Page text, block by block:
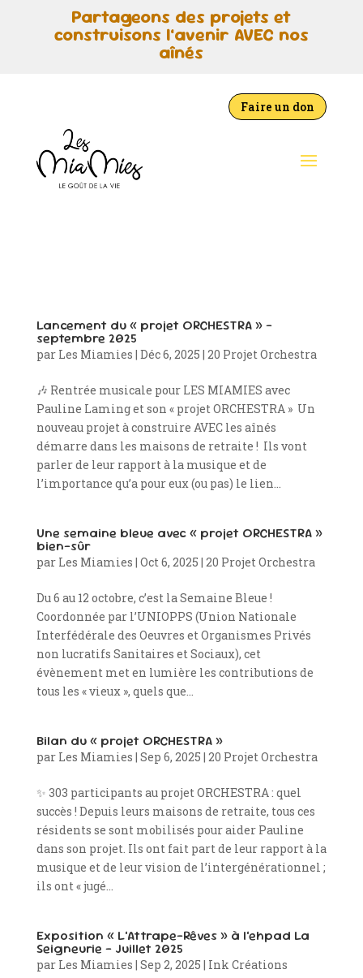
Partageons des projets et
construisons l’avenir AVEC nos
aînés
Faire un don
Lancement du « projet ORCHESTRA » –
septembre 2025
par Les Miamies | Déc 6, 2025 | 20 Projet Orchestra
🎶 Rentrée musicale pour LES MIAMIES avec
Pauline Laming et son « projet ORCHESTRA » Un
nouveau projet à construire AVEC les aînés
démarre dans les maisons de retraite ! Ils vont
parler de leur rapport à la musique et de
l’importance qu’a pour eux (ou pas) le lien...
Une semaine bleue avec « projet ORCHESTRA »
bien-sûr
par Les Miamies | Oct 6, 2025 | 20 Projet Orchestra
Du 6 au 12 octobre, c’est la Semaine Bleue !
Coordonnée par l’UNIOPPS (Union Nationale
Interfédérale des Oeuvres et Organismes Privés
non lucratifs Sanitaires et Sociaux), cet
évènement met en lumière les contributions de
tous les « vieux », quels que...
Bilan du « projet ORCHESTRA »
par Les Miamies | Sep 6, 2025 | 20 Projet Orchestra
✨ 303 participants au projet ORCHESTRA : quel
succès ! Depuis leurs maisons de retraite, tous ces
résidents se sont mobilisés pour aider Pauline
dans son projet. Ils ont fait part de leur rapport à la
musique et de leur vision de l’intergénérationnel ;
ils ont « jugé...
Exposition « L’Attrape-Rêves » à l’ehpad La
Seigneurie – Juillet 2025
par Les Miamies | Sep 2, 2025 | Ink Créations